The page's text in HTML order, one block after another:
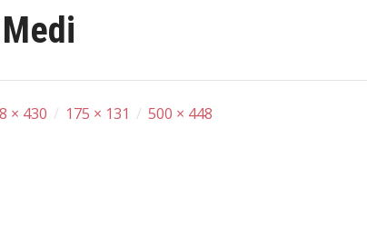
× 430 / 175 × 131 / 500 × 448